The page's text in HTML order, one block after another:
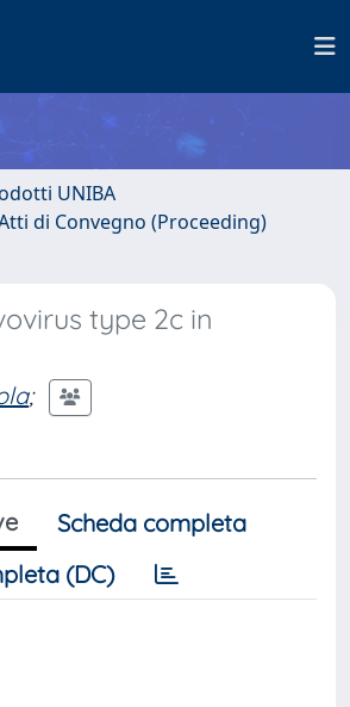
UNIBA
di Convegno (Proceeding)
type 2c in
;
Scheda completa
(DC)